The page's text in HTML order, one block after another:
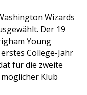
Wizards
Der 19
Young
College-Jahr
für die zweite
Klub